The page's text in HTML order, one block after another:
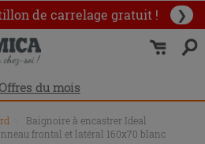
de carrelage gratuit ! ❯
Offres du mois
Baignoire à encastrer Ideal
frontal et latéral 160x70 blanc